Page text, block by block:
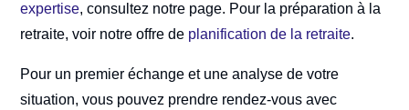
expertise, consultez notre page. Pour la préparation à la
retraite, voir notre offre de planification de la retraite.
Pour un premier échange et une analyse de votre
situation, vous pouvez prendre rendez-vous avec